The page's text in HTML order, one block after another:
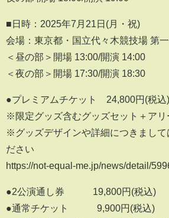
■日時：2025年7月21日(月・祝)
会場：東京都・国立代々木競技場 第
＜昼の部＞開場 13:00/開演 14:00
＜夜の部＞開場 17:30/開演 18:30
●プレミアムチケット 24,800円(税込)
※限定グッズ含むグッズセット＋アリ
※グッズデザインや詳細につきまして
ださい
https://not-equal-me.jp/news/detail/
●2公演通し券 19,800円(税込)
●通常チケット 9,900円(税込)